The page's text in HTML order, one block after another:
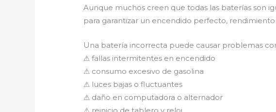
Aunque muchos creen que todas las baterías son
para garantizar un encendido perfecto,
Una batería incorrecta puede causar problemas
⚠ fallas intermitentes en encendido
⚠ consumo excesivo de gasolina
⚠ luces bajas o fluctuantes
⚠ daño en computadora o alternador
⚠ reinicio de tablero y reloj